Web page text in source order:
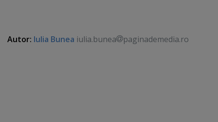
Autor: Iulia Bunea iulia.bunea paginademedia.ro